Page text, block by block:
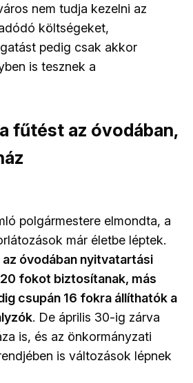
nem tudja kezelni az
költségeket,
pedig csak akkor
is tesznek a
fűtést az óvodában,
polgármestere elmondta, a
már életbe léptek.
az óvodában nyitvatartási
fokot biztosítanak, más
csupán 16 fokra állíthatók a
. De április 30-ig zárva
is, és az önkormányzati
is változások lépnek